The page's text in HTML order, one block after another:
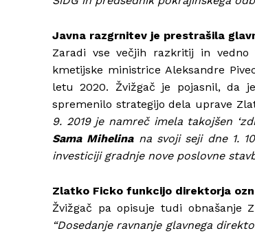
Javna razgrnitev je prestrašila
Zaradi vse večjih razkritij in
kmetijske ministrice Aleksandre
letu 2020. Žvižgač je pojasnil, da
spremenilo strategijo dela uprave
9. 2019 je namreč imela takojšen
Sama Mihelinana svoji seji dne 1.
investiciji gradnje nove poslovne
Zlatko Ficko funkcijo direktorja
Žvižgač pa opisuje tudi obnašanje
“Dosedanje ravnanje glavnega